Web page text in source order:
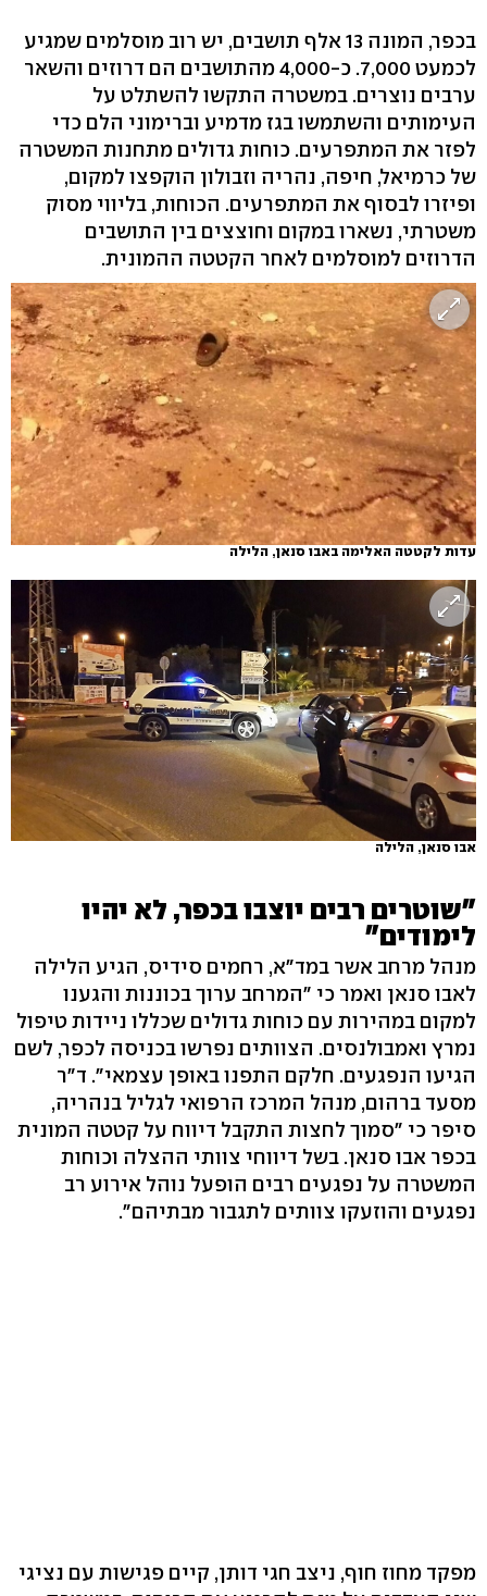
בכפר, המונה 13 אלף תושבים, יש רוב מוסלמים שמגיע
לכמעט 7,000. כ-4,000 מהתושבים הם דרוזים והשאר
ערבים נוצרים. במשטרה התקשו להשתלט על
העימותים והשתמשו בגז מדמיע וברימוני הלם כדי
לפזר את המתפרעים. כוחות גדולים מתחנות המשטרה
של כרמיאל, חיפה, נהריה וזבולון הוקפצו למקום,
ופיזרו לבסוף את המתפרעים. הכוחות, בליווי מסוק
משטרתי, נשארו במקום וחוצצים בין התושבים
הדרוזים למוסלמים לאחר הקטטה ההמונית.
עדות לקטטה האלימה באבו סנאן, הלילה
אבו סנאן, הלילה
"שוטרים רבים יוצבו בכפר, לא יהיו
לימודים"
מנהל מרחב אשר במד"א, רחמים סידיס, הגיע הלילה
לאבו סנאן ואמר כי "המרחב ערוך בכוננות והגענו
למקום במהירות עם כוחות גדולים שכללו ניידות טיפול
נמרץ ואמבולנסים. הצוותים נפרשו בכניסה לכפר, לשם
הגיעו הנפגעים. חלקם התפנו באופן עצמאי". ד"ר
מסעד ברהום, מנהל המרכז הרפואי לגליל בנהריה,
סיפר כי "סמוך לחצות התקבל דיווח על קטטה המונית
בכפר אבו סנאן. בשל דיווחי צוותי ההצלה וכוחות
המשטרה על נפגעים רבים הופעל נוהל אירוע רב
נפגעים והוזעקו צוותים לתגבור מבתיהם".
מפקד מחוז חוף, ניצב חגי דותן, קיים פגישות עם נציגי